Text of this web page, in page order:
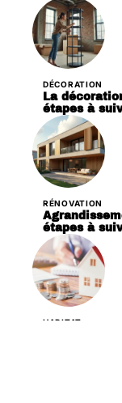
DÉCORATION
La
étapes à
RÉNOVATION
étapes à
HABITAT